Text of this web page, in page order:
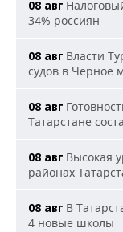
08 авг
34% россиян
08 авг Власти
судов в Черное
08 авг
Татарстане
08 авг Высокая
районах
08 авг В
4 новые школы